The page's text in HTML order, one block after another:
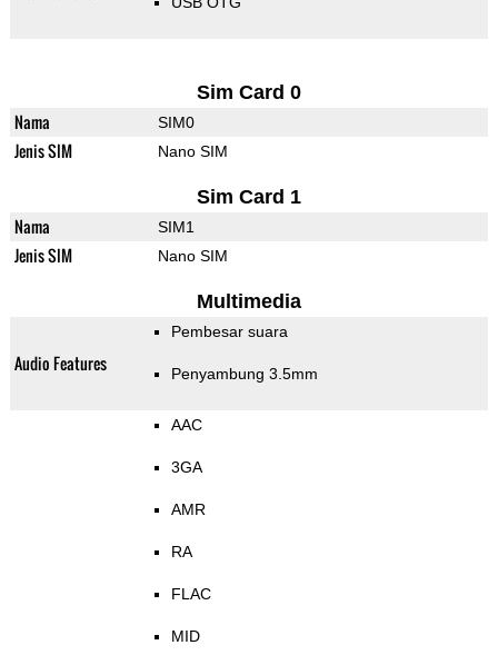
Sim Card 0
Nama SIM0
Jenis SIM Nano SIM
Sim Card 1
Nama SIM1
Jenis SIM Nano SIM
Multimedia
Audio Features
Pembesar suara
Penyambung 3.5mm
AAC
3GA
AMR
RA
FLAC
MID